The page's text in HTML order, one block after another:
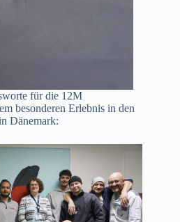
für die 12M
besonderen Erlebnis in den
Dänemark: